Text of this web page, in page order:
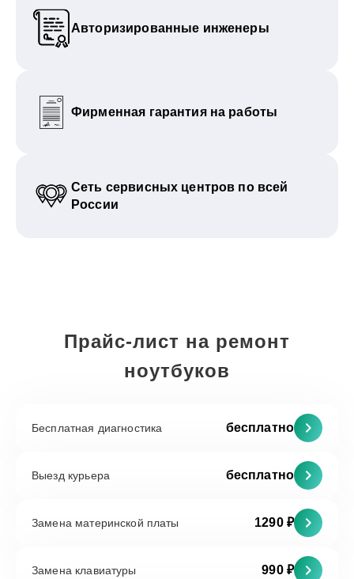
Авторизированные инженеры
Фирменная гарантия на работы
Сеть сервисных центров по всей
России
Прайс-лист на ремонт
ноутбуков
Бесплатная диагностика бесплатно
Выезд курьера бесплатно
Замена материнской платы 1290 ₽
Замена клавиатуры 990 ₽